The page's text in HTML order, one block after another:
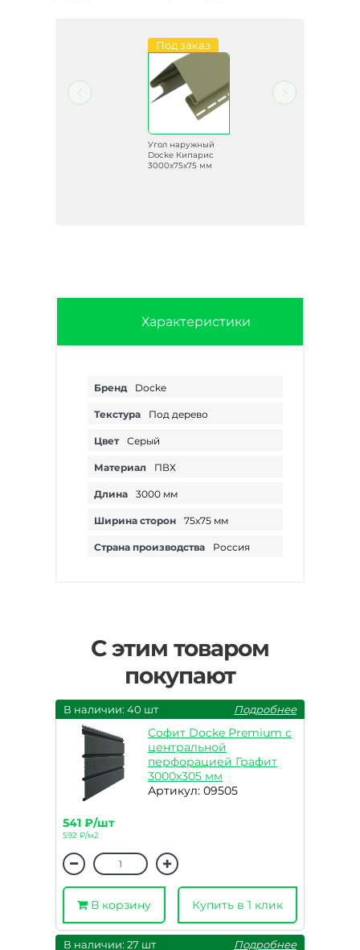
Под заказ
Угол наружный
Docke Кипарис
3000х75х75 мм
Характеристики
Бренд Docke
Текстура Под дерево
Цвет Серый
Материал ПВХ
Длина 3000 мм
Ширина сторон 75х75 мм
Страна производства Россия
С этим товаром
покупают
В наличии: 40 шт Подробнее
Софит Docke Premium с
центральной
перфорацией Графит
3000х305 мм
Артикул: 09505
541 ₽/шт
592 ₽/м2
В корзину Купить в 1 клик
В наличии: 27 шт Подробнее